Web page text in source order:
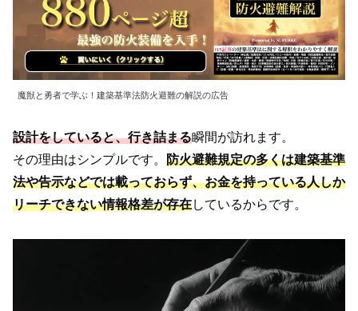
魔獣と勇者で学ぶ！建築基準法防火避難の解説の広告
設計をしていると、行き詰まる瞬間が訪れます。
その理由はシンプルです。 防火避難規定の多くは建築基準
法や告示などでは載っておらず、お金を持っている人しか
リーチできない情報格差が存在しているからです。